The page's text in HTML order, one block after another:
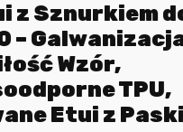
z Sznurkiem
–
Wzór,
TPU,
Etui z